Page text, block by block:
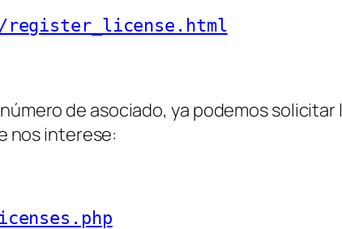
register_license.html
de asociado, ya podemos solicitar
nos interese: